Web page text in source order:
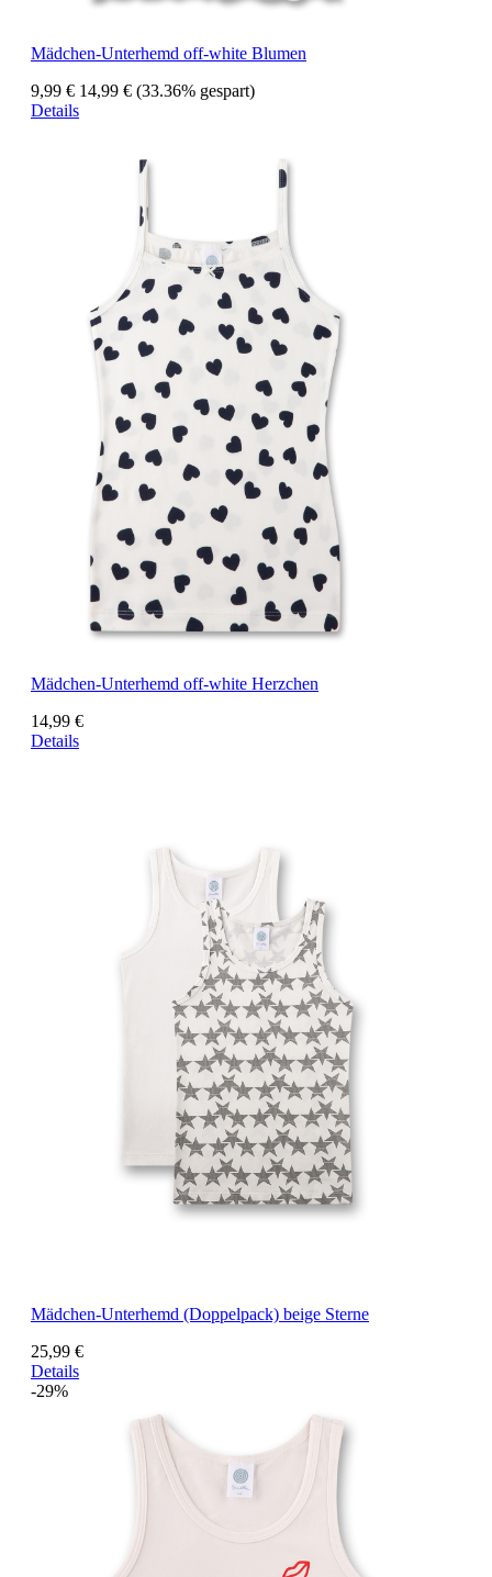
Mädchen-Unterhemd off-white Blumen
9,99 € 14,99 € (33.36% gespart)
Details
Mädchen-Unterhemd off-white Herzchen
14,99 €
Details
Mädchen-Unterhemd (Doppelpack) beige Sterne
25,99 €
Details
-29%